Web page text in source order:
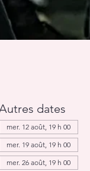
dates
mer. 12 août, 19 h 00
mer. 19 août, 19 h 00
mer. 26 août, 19 h 00